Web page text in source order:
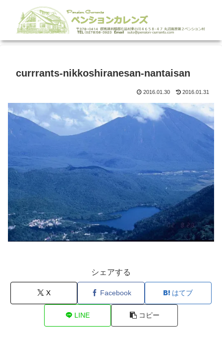
currrants-nikkoshiranesan-nantaisan
2016.01.30 2016.01.31
シェアする
X Facebook はてブ
LINE コピー